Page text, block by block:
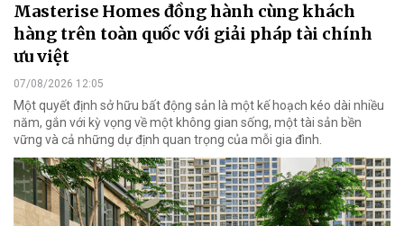
Masterise Homes đồng hành cùng khách
hàng trên toàn quốc với giải pháp tài chính
ưu việt
07/08/2026 12:05
Một quyết định sở hữu bất động sản là một kế hoạch kéo dài nhiều
năm, gắn với kỳ vọng về một không gian sống, một tài sản bền
vững và cả những dự định quan trọng của mỗi gia đình.